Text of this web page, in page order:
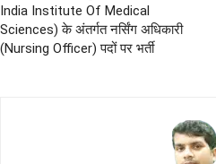
India Institute Of Medical
Sciences) के अंतर्गत नर्सिंग अधिकारी
(Nursing Officer) पदों पर भर्ती